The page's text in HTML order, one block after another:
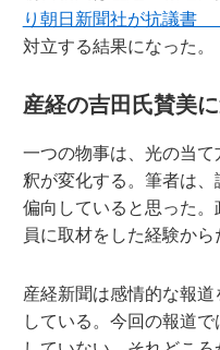
り朝日新聞社が抗議書
対立する結果になった。
産経の吉田氏賛美
一つの物事は、光の当
釈が変化する。筆者は
偏向していると思った
員に取材をした経験から
産経新聞は感情的な報
している。今回の報道